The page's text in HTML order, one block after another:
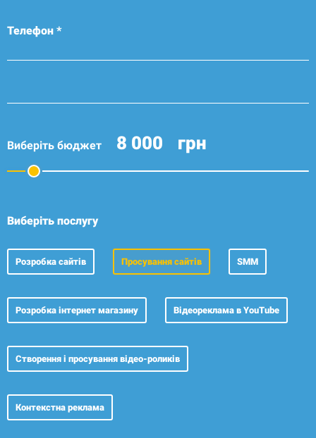
Телефон *
Виберіть бюджет грн
Виберіть послугу
Розробка сайтів Просування сайтів SMM
Розробка інтернет магазину Відеореклама в YouTube
Створення і просування відео-роликів
Контекстна реклама